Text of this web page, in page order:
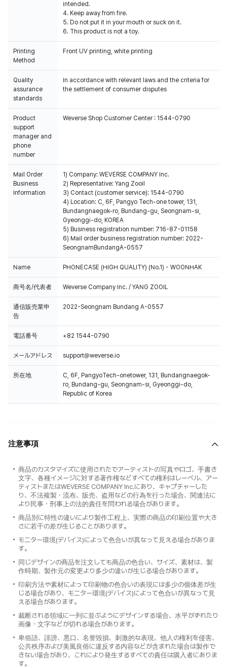
intended.
4. Keep away from fire.
5. Do not put it in your mouth or suck on it.
6. This product is not a toy.
Printing
Method
Front UV printing, white printing
Quality
assurance
standards
In accordance with relevant laws and the criteria for
the settlement of consumer disputes
Product
support
manager and
phone
number
Weverse Shop Customer Center : 1544-0790
Mail Order
Business
Information
1) Company: WEVERSE COMPANY Inc.
2) Representative: Yang Zooil
3) Contact (customer service): 1544-0790
4) Location: C, 6F, Pangyo Tech-one tower, 131,
Bundangnaegok-ro, Bundang-gu, Seongnam-si,
Gyeonggi-do, KOREA
5) Business registration number: 716-87-01158
6) Mail order business registration number: 2022-
SeongnamBundangA-0557
Name PHONECASE (HIGH QUALITY) (No.1) - WOONHAK
商号名/代表者 Weverse Company Inc. / YANG ZOOIL
通信販売業申
告
2022-Seongnam Bundang A-0557
電話番号 +82 1544-0790
メールアドレス support@weverse.io
所在地
C, 6F, PangyoTech-onetower, 131, Bundangnaegok-
ro, Bundang-gu, Seongnam-si, Gyeonggi-do,
Republic of Korea
注意事項
商品のカスタマイズに使用されたでアーティストの写真やロゴ、手書き
文字、各種イメージに対する著作権などすべての権利はレーベル、アー
ティストまたはWEVERSE COMPANY Inc.にあり、キャプチャーした
り、不法複製・流布、販売、盗用などの行為を行った場合、関連法に
より民事・刑事上の法的責任を問われる場合があります。
商品別に特性の違いにより製作工程上、実際の商品の印刷位置や大き
さに若干の差が生じることがあります。
モニター環境(デバイス)によって色合いが異なって見える場合がありま
す。
同じデザインの商品を注文しても商品の色合い、サイズ、素材は、製
作時期、製作元の変更より多少の違いが生じる場合があります。
印刷方法や素材によって印刷物の色合いの表現には多少の個体差が生
じる場合があり、モニター環境(デバイス)によって色合いが異なって見
える場合があります。
裁断される領域に一列に並ぶようにデザインする場合、水平がずれたり
画像・文字などが切れる場合があります。
卑俗語、誹謗、悪口、名誉毀損、刺激的な表現、他人の権利を侵害、
公共秩序および美風良俗に違反する内容などが含まれた場合は製作で
きない場合があり、これにより発生するすべての責任は購入者にありま
す。